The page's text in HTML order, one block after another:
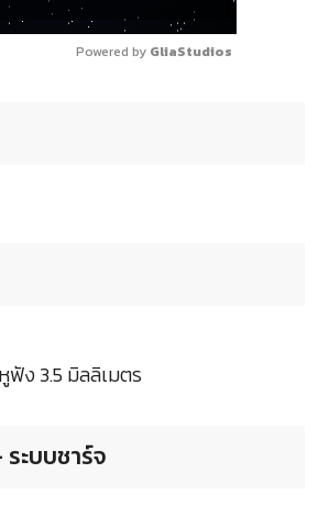
Powered by GliaStudios
ฟัง 3.5 มิลลิเมตร
ะบบชาร์จ